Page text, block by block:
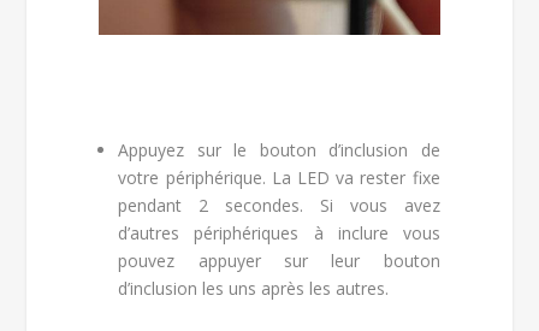
Appuyez sur le bouton d’inclusion de
votre périphérique. La LED va rester fixe
pendant 2 secondes. Si vous avez
d’autres périphériques à inclure vous
pouvez appuyer sur leur bouton
d’inclusion les uns après les autres.